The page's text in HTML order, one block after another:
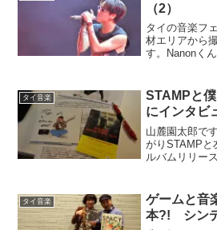
（2）
タイの音楽フ
材エリアから
す。Nanonく
タイ音楽
STAMPと
にインタビ
山麓園太郎で
がりSTAMPと
ルバムリリー
ようになって
後の伏線に・
タイ音楽
ゲームと音
本?! シン